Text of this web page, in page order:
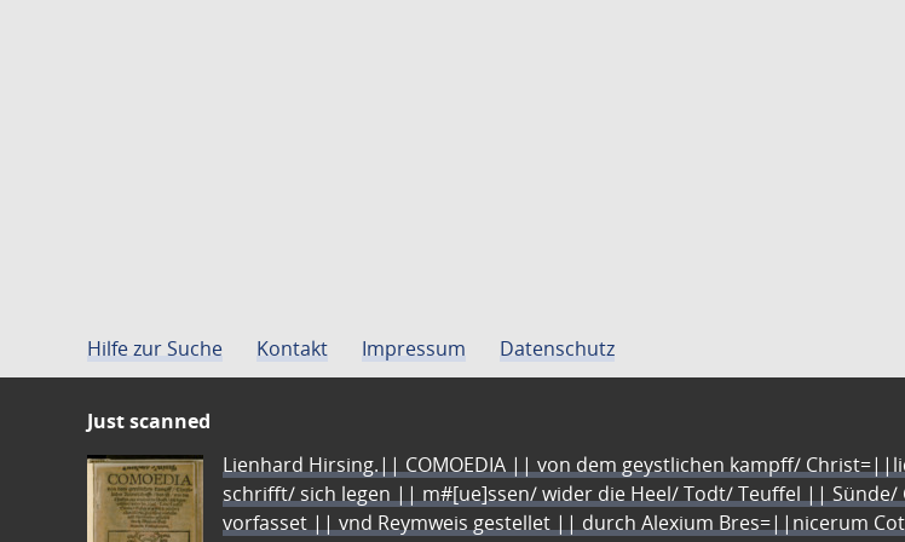
Hilfe zur Suche Kontakt Impressum Datenschutz
Just scanned
Lienhard Hirsing.|| COMOEDIA || von dem geystlichen kampff/
schrifft/ sich legen || m#[ue]ssen/ wider die Heel/ Todt/ Teuffel ||
vorfasset || vnd Reymweis gestellet || durch Alexium Bres=||nicerum